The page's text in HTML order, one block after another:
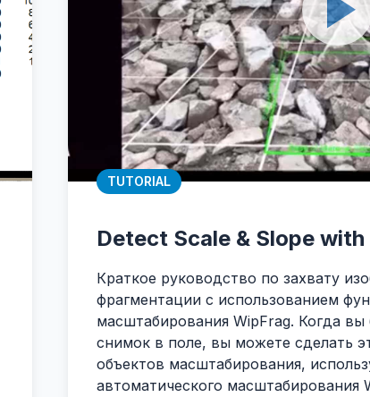
TUTORIAL
Detect Scale & Slope
Краткое руководство по захвату
фрагментации с использованием
масштабирования WipFrag. Когда вы
снимок в поле, вы можете сделать
объектов масштабирования,
автоматического масштабирования